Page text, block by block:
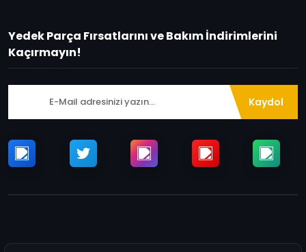
Yedek Parça Fırsatlarını ve Bakım İndirimlerini
Kaçırmayın!
Kaydol